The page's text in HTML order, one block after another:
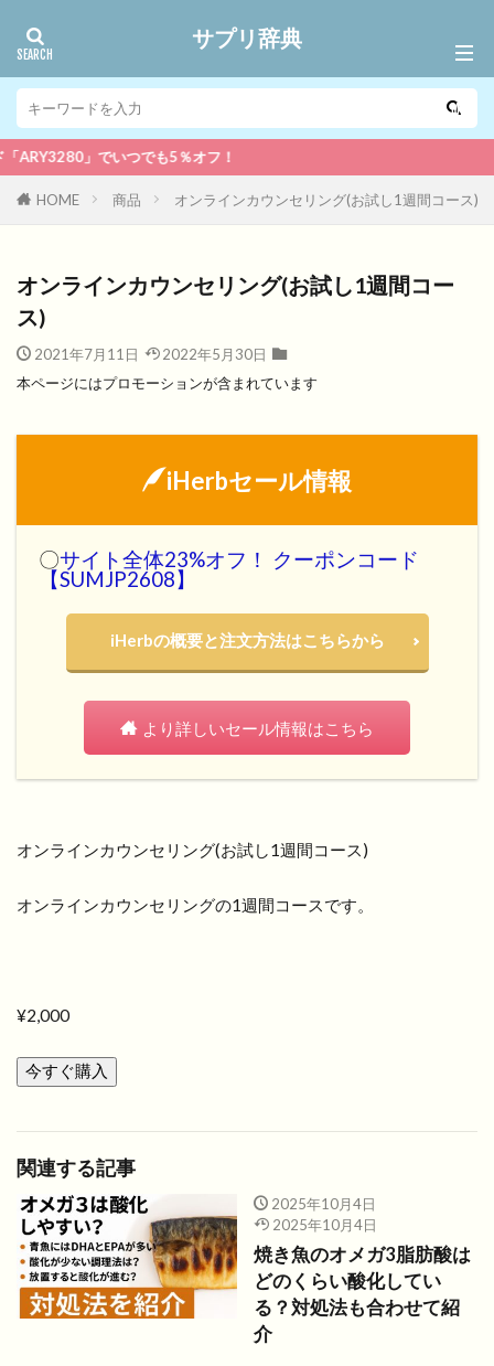
サプリ辞典
」でいつでも5％オフ！
HOME 商品 オンラインカウンセリング(お試し1週間コース)
オンラインカウンセリング(お試し1週間コー
ス)
2021年7月11日
2022年5月30日
本ページにはプロモーションが含まれています
iHerbセール情報
〇サイト全体23%オフ！ クーポンコード
【SUMJP2608】
iHerbの概要と注文方法はこちらから
より詳しいセール情報はこちら
オンラインカウンセリング(お試し1週間コース)
オンラインカウンセリングの1週間コースです。
¥2,000
今すぐ購入
関連する記事
2025年10月4日
2025年10月4日
焼き魚のオメガ3脂肪酸は
どのくらい酸化してい
る？対処法も合わせて紹
介